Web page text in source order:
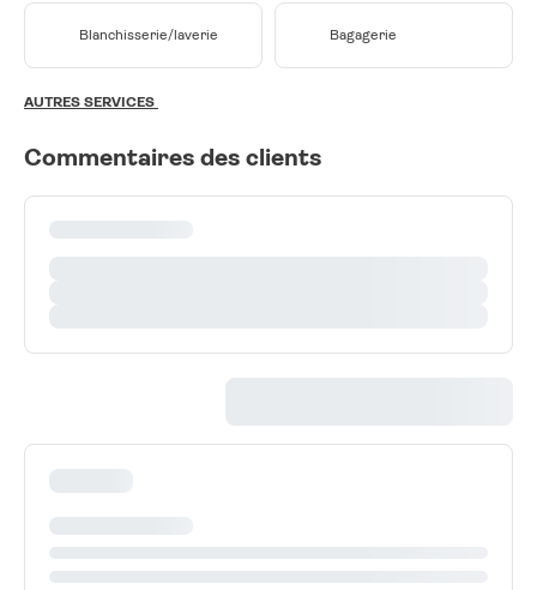
Blanchisserie/laverie Bagagerie
AUTRES SERVICES
Commentaires des clients